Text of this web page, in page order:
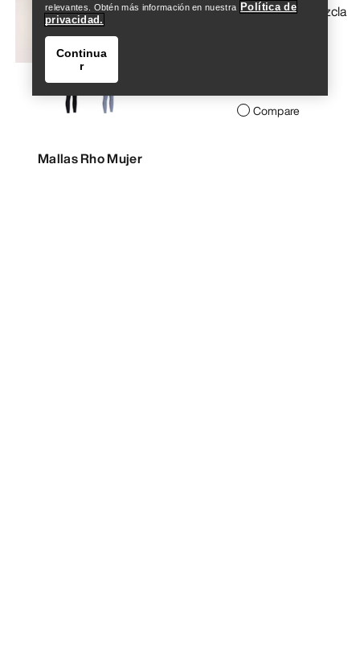
Mallas Rho Mujer
Capa base ligera en mezcla
Compare
relevantes. Obtén más información en nuestra Política de
privacidad.
Continua
r